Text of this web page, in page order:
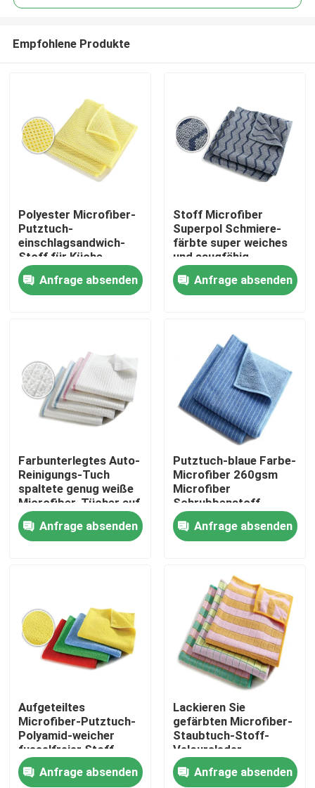
Startseite
Produkte
Über uns
Fabrik Tour
Referenzen
Recycelte Polyester-Stapelfaser
Polypropylen-Stapelfaser
Empfohlene Produkte
Polyester Microfiber-
Putztuch-
einschlagsandwich-
Stoff für Küche
Anfrage absenden
Stoff Microfiber
Superpol Schmiere-
färbte super weiches
und saugfähig
Anfrage absenden
Farbunterlegtes Auto-
Reinigungs-Tuch
spaltete genug weiße
Microfiber-Tücher auf
Anfrage absenden
Putztuch-blaue Farbe-
Microfiber 260gsm
Microfiber
Schrubbenstoff
Anfrage absenden
Aufgeteiltes
Microfiber-Putztuch-
Polyamid-weicher
fusselfreier Stoff
Anfrage absenden
Lackieren Sie
gefärbten Microfiber-
Staubtuch-Stoff-
Veloursleder
Microfiber-Stoff für
nass Reinigung
Anfrage absenden